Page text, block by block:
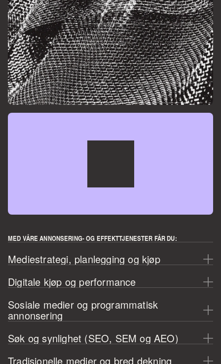
MED VÅRE ANNONSERING- OG EFFEKTTJENESTER FÅR DU:
Mediestrategi, planlegging og kjøp
Digitale kjøp og performance
Sosiale medier og programmatisk
annonsering
Søk og synlighet (SEO, SEM og AEO)
Tradisjonelle medier og bred dekning